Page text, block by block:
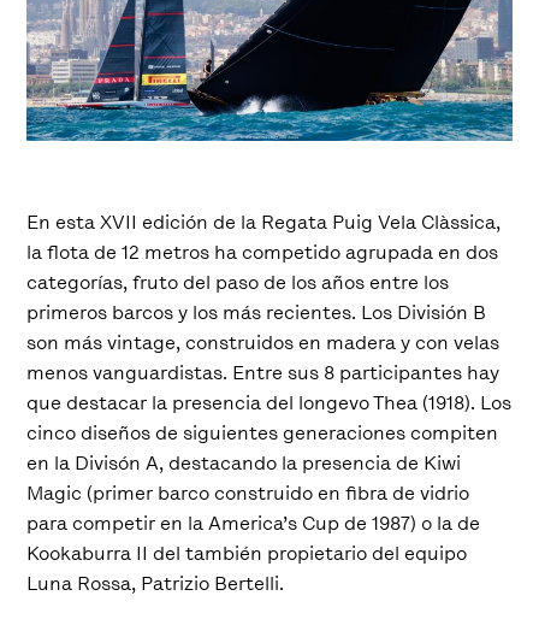
En esta XVII edición de la Regata Puig Vela Clàssica,
la flota de 12 metros ha competido agrupada en dos
categorías, fruto del paso de los años entre los
primeros barcos y los más recientes. Los División B
son más vintage, construidos en madera y con velas
menos vanguardistas. Entre sus 8 participantes hay
que destacar la presencia del longevo Thea (1918). Los
cinco diseños de siguientes generaciones compiten
en la Divisón A, destacando la presencia de Kiwi
Magic (primer barco construido en fibra de vidrio
para competir en la America’s Cup de 1987) o la de
Kookaburra II del también propietario del equipo
Luna Rossa, Patrizio Bertelli.